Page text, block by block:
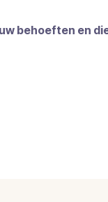
behoeften en